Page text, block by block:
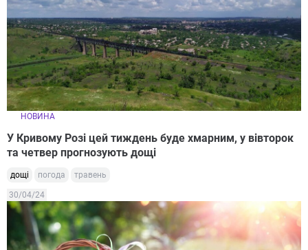
НОВИНА
У Кривому Розі цей тиждень буде хмарним, у вівторок
та четвер прогнозують дощі
дощі погода травень
30/04/24